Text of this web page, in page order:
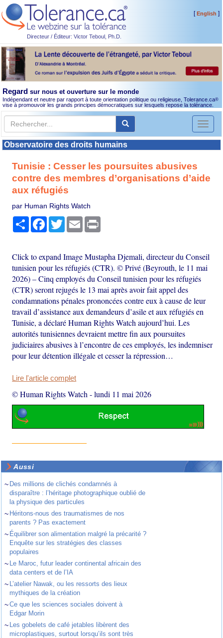
Directeur / Éditeur: Victor Teboul, Ph.D.
[English ]
Regard sur nous et ouverture sur le monde
Indépendant et neutre par rapport à toute orientation politique ou religieuse, Tolerance.ca®
vise à promouvoir les grands principes démocratiques sur lesquels repose la tolérance.
Toggle
Observatoire des droits humains
Tunisie : Cesser les poursuites abusives
contre des membres d’organisations d’aide
aux réfugiés
par Human Rights Watch
PartagerFacebook
TwitterEmail
Click to expand Image Mustapha Djemali, directeur du Conseil
tunisien pour les réfugiés (CTR). © Privé (Beyrouth, le 11 mai
2026) – Cinq employés du Conseil tunisien pour les réfugiés
(CTR) seront rejugés le 13 mai après avoir fait appel des
condamnations pénales prononcées contre eux à cause de leur
travail d’assistance aux demandeurs d’asile et aux réfugiés en
Tunisie, a déclaré Human Rights Watch aujourd’hui. Les
autorités tunisiennes devraient mettre fin aux poursuites
judiciaires abusives à l’encontre de ces employés, les indemniser
pour leur détention illégale et cesser la répression…
Lire l'article complet
© Human Rights Watch -lundi 11 mai 2026
Aussi
~ Des millions de clichés condamnés à
disparaître : l’héritage photographique oublié de
la physique des particules
~ Héritons-nous des traumatismes de nos
parents ? Pas exactement
~ Équilibrer son alimentation malgré la précarité ?
Enquête sur les stratégies des classes
populaires
~ Le Maroc, futur leader continental africain des
data centers et de l’IA
~ L’atelier Nawak, ou les ressorts des lieux
mythiques de la création
~Ce que les sciences sociales doivent à
Edgar Morin
~ Les gobelets de café jetables libèrent des
microplastiques, surtout lorsqu’ils sont très